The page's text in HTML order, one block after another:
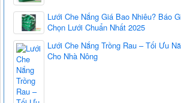
Lưới Che Nắng Giá Bao Nhiêu? Báo
Chọn Lưới Chuẩn Nhất 2025
Lưới Che Nắng Trồng Rau – Tối Ưu
Cho Nhà Nông